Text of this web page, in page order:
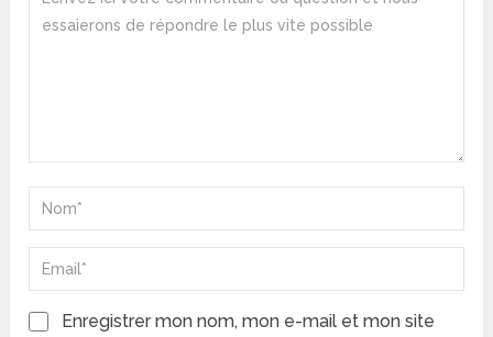
Enregistrer mon nom, mon e-mail et mon site